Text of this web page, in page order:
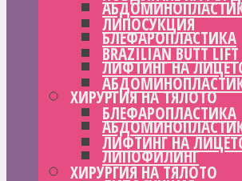
БЛЕФАРОПЛАСТИКА
ЛИФТИНГ НА
ХИРУРГИЯ НА ТЯЛОТО
ЛИПОФИЛИНГ
ЛИПОСУКЦИЯ
BRAZILIAN BUTT LIFT
БЛЕФАРОПЛАСТИКА
ЛИФТИНГ НА
ХИРУРГИЯ НА ТЯЛОТО